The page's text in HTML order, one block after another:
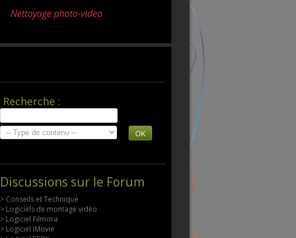
Nettoyage photo-video
Recherche :
OK
Discussions sur le Forum
> Conseils et Technique
> Logiciels de montage vidéo
> Logiciel Filmora
> Logiciel iMovie